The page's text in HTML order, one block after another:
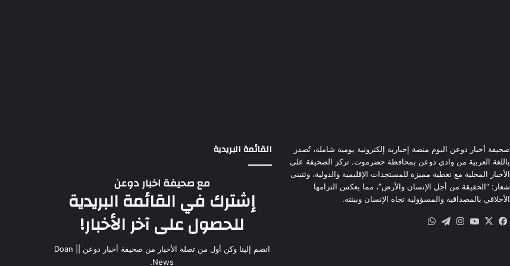
صحيفة أخبار دوعن اليوم منصة إخبارية إلكترونية يومية شاملة، تُصدر
باللغة العربية من وادي دوعن بمحافظة حضرموت. تركز الصحيفة على
الأخبار المحلية مع تغطية مميزة للمستجدات الإقليمية والدولية، وتتبنى
شعار: “الحقيقة من أجل الإنسان والأرض”، مما يعكس التزامها
الأخلاقي بالمصداقية والمسؤولية تجاه الإنسان وبيئته.
القائمة البريدية
مع صحيفة اخبار دوعن
إشترك في القائمة البريدية
للحصول على آخر الأخبار!
انضم إلينا وكن أول من تصله الأخبار من صحيفة أخبار دوعن || Doan
News.